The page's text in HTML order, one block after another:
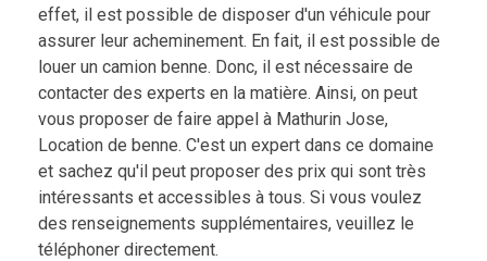
effet, il est possible de disposer d'un véhicule pour
assurer leur acheminement. En fait, il est possible de
louer un camion benne. Donc, il est nécessaire de
contacter des experts en la matière. Ainsi, on peut
vous proposer de faire appel à Mathurin Jose,
Location de benne. C'est un expert dans ce domaine
et sachez qu'il peut proposer des prix qui sont très
intéressants et accessibles à tous. Si vous voulez
des renseignements supplémentaires, veuillez le
téléphoner directement.